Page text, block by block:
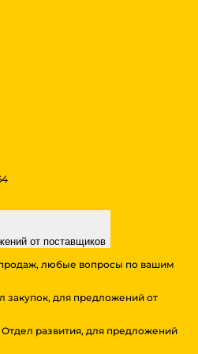
от поставщиков
любые вопросы по вашим
закупок, для предложений от
развития, для предложений